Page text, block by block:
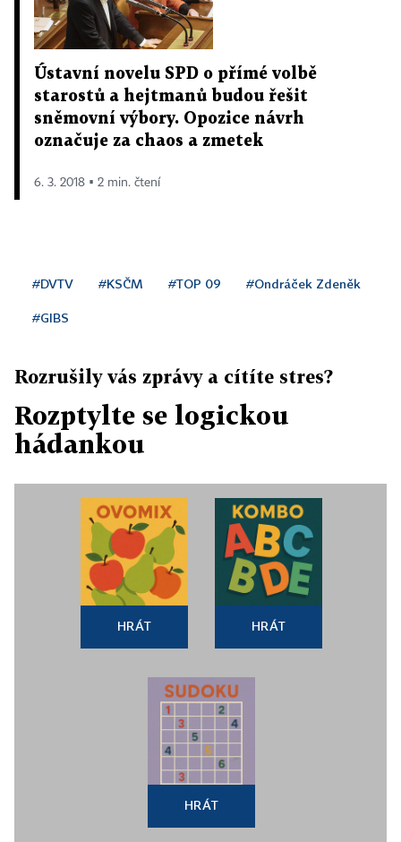
Ústavní novelu SPD o přímé volbě
starostů a hejtmanů budou řešit
sněmovní výbory. Opozice návrh
označuje za chaos a zmetek
6. 3. 2018 ▪ 2 min. čtení
#DVTV #KSČM #TOP 09 #Ondráček Zdeněk
#GIBS
Rozrušily vás zprávy a cítíte stres?
Rozptylte se logickou
hádankou
HRÁT HRÁT
HRÁT